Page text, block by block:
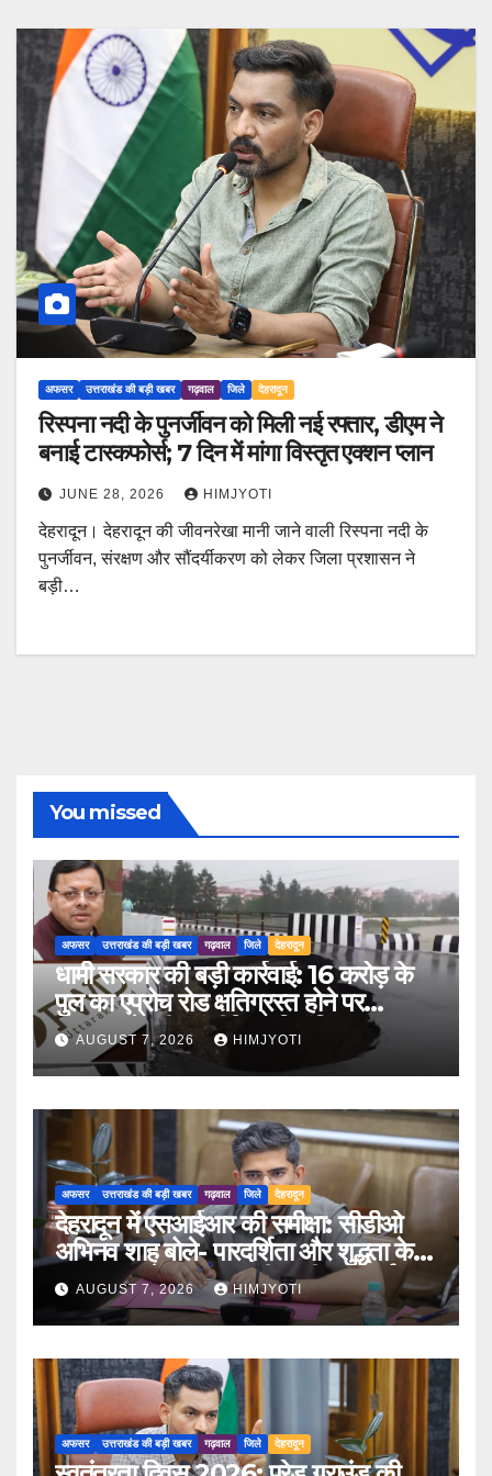
अफसर उत्तराखंड की बड़ी खबर गढ़वाल जिले देहरादून
रिस्पना नदी के पुनर्जीवन को मिली नई रफ्तार, डीएम ने
बनाई टास्कफोर्स; 7 दिन में मांगा विस्तृत एक्शन प्लान
JUNE 28, 2026 HIMJYOTI
देहरादून। देहरादून की जीवनरेखा मानी जाने वाली रिस्पना नदी के
पुनर्जीवन, संरक्षण और सौंदर्यीकरण को लेकर जिला प्रशासन ने
बड़ी…
You missed
अफसर उत्तराखंड की बड़ी खबर गढ़वाल जिले देहरादून
धामी सरकार की बड़ी कार्रवाई: 16 करोड़ के
पुल का एप्रोच रोड क्षतिग्रस्त होने पर
PWD के तीन इंजीनियर निलंबित
AUGUST 7, 2026 HIMJYOTI
अफसर उत्तराखंड की बड़ी खबर गढ़वाल जिले देहरादून
देहरादून में एसआईआर की समीक्षा: सीडीओ
अभिनव शाह बोले- पारदर्शिता और शुद्धता के
साथ पूरा करें मतदाता सूची पुनरीक्षण कार्य
AUGUST 7, 2026 HIMJYOTI
अफसर उत्तराखंड की बड़ी खबर गढ़वाल जिले देहरादून